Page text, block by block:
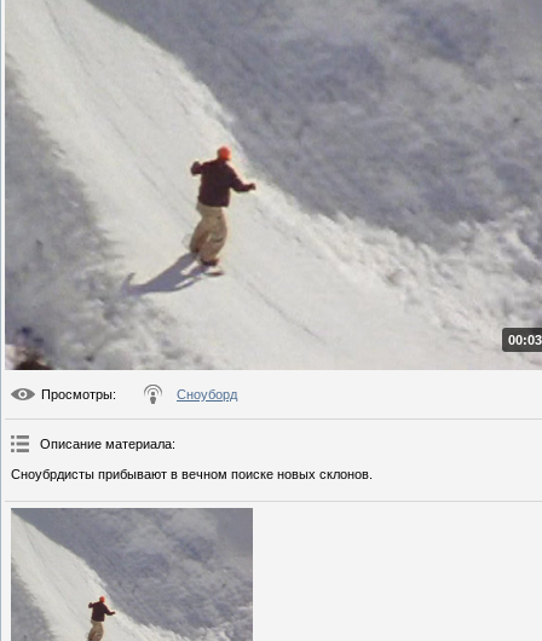
Просмотры: Сноуборд
Описание материала:
Сноубрдисты прибывают в вечном поиске новых склонов.